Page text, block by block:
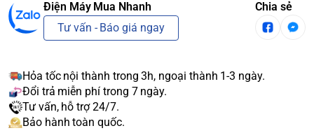
Điện Máy Mua Nhanh
Tư vấn - Báo giá ngay
Chia sẻ
Hỏa tốc nội thành trong 3h, ngoại thành 1-3 ngày.
Đổi trả miễn phí trong 7 ngày.
Tư vấn, hỗ trợ 24/7.
Bảo hành toàn quốc.